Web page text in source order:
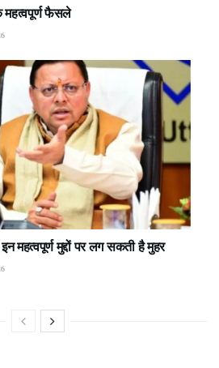
महत्वपूर्ण फैसले
मुद्दों पर लग सकती है मुहर